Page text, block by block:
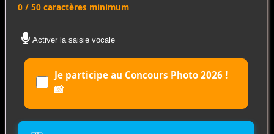
0 / 50 caractères minimum
Activer la saisie vocale
Je participe au Concours Photo 2026 !
📸